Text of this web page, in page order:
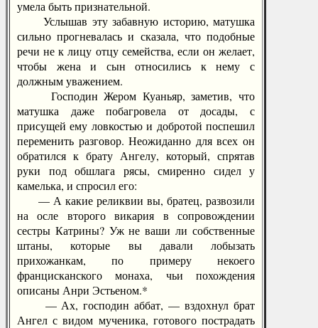
умела быть признательной.
Услышав эту забавную историю, матушка
сильно прогневалась и сказала, что подобные
речи не к лицу отцу семейства, если он желает,
чтобы жена и сын относились к нему с
должным уважением.
Господин Жером Куаньяр, заметив, что
матушка даже побагровела от досады, с
присущей ему ловкостью и добротой поспешил
переменить разговор. Неожиданно для всех он
обратился к брату Ангелу, который, спрятав
руки под обшлага рясы, смиренно сидел у
камелька, и спросил его:
— А какие реликвии вы, братец, развозили
на осле второго викария в сопровождении
сестры Катрины? Уж не ваши ли собственные
штаны, которые вы давали лобызать
прихожанкам, по примеру некоего
францисканского монаха, чьи похождения
описаны Анри Эстьеном.*
— Ах, господин аббат, — вздохнул брат
Ангел с видом мученика, готового пострадать